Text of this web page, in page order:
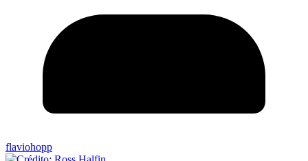
flaviohopp